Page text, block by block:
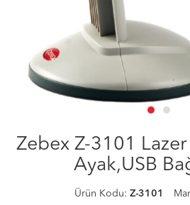
Zebex Z-3101
Ayak,USB
Ürün Kodu: Z-3101